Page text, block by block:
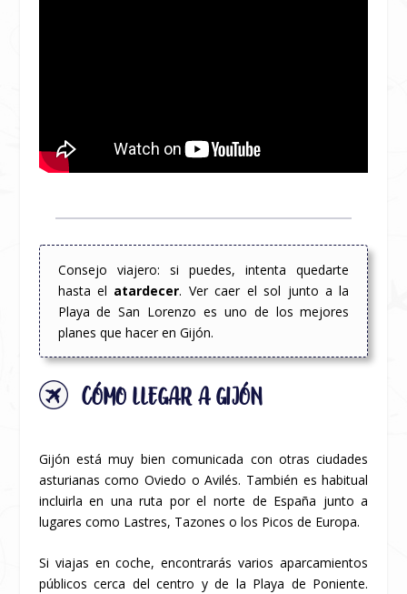
Consejo viajero: si puedes, intenta quedarte
hasta el atardecer. Ver caer el sol junto a la
Playa de San Lorenzo es uno de los mejores
planes que hacer en Gijón.
CÓMO LLEGAR A GIJÓN
Gijón está muy bien comunicada con otras ciudades
asturianas como Oviedo o Avilés. También es habitual
incluirla en una ruta por el norte de España junto a
lugares como Lastres, Tazones o los Picos de Europa.
Si viajas en coche, encontrarás varios aparcamientos
públicos cerca del centro y de la Playa de Poniente.